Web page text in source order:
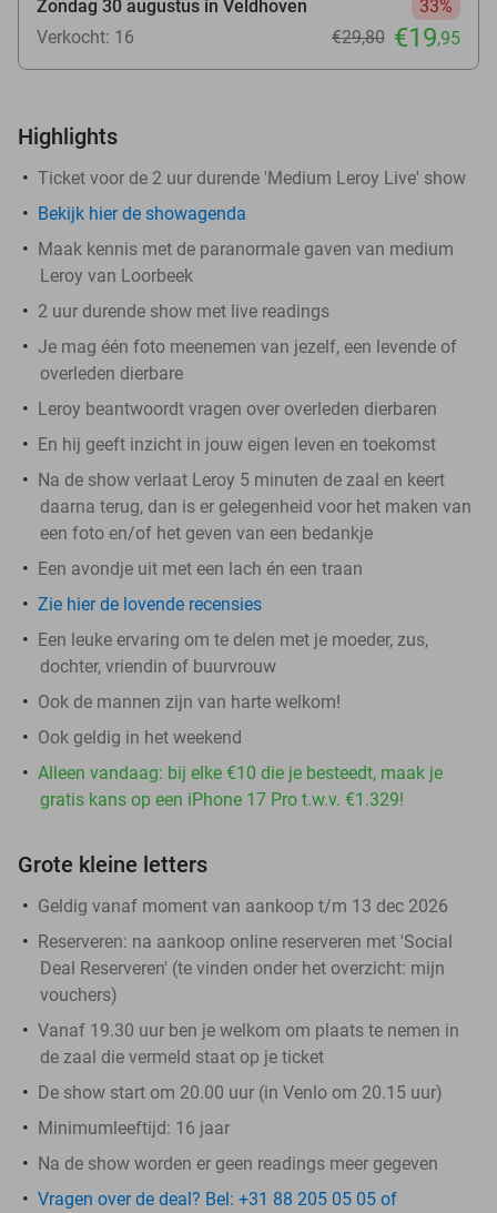
Zondag 30 augustus in Veldhoven
33%
Verkocht: 16
€29,80 €19,95
Highlights
Ticket voor de 2 uur durende 'Medium Leroy Live' show
Bekijk hier de showagenda
Maak kennis met de paranormale gaven van medium
Leroy van Loorbeek
2 uur durende show met live readings
Je mag één foto meenemen van jezelf, een levende of
overleden dierbare
Leroy beantwoordt vragen over overleden dierbaren
En hij geeft inzicht in jouw eigen leven en toekomst
Na de show verlaat Leroy 5 minuten de zaal en keert
daarna terug, dan is er gelegenheid voor het maken van
een foto en/of het geven van een bedankje
Een avondje uit met een lach én een traan
Zie hier de lovende recensies
Een leuke ervaring om te delen met je moeder, zus,
dochter, vriendin of buurvrouw
Ook de mannen zijn van harte welkom!
Ook geldig in het weekend
Alleen vandaag: bij elke €10 die je besteedt, maak je
gratis kans op een iPhone 17 Pro t.w.v. €1.329!
Grote kleine letters
Geldig vanaf moment van aankoop t/m 13 dec 2026
Reserveren: na aankoop online reserveren met 'Social
Deal Reserveren' (te vinden onder het overzicht: mijn
vouchers)
Vanaf 19.30 uur ben je welkom om plaats te nemen in
de zaal die vermeld staat op je ticket
De show start om 20.00 uur (in Venlo om 20.15 uur)
Minimumleeftijd: 16 jaar
Na de show worden er geen readings meer gegeven
Vragen over de deal? Bel: +31 88 205 05 05 of